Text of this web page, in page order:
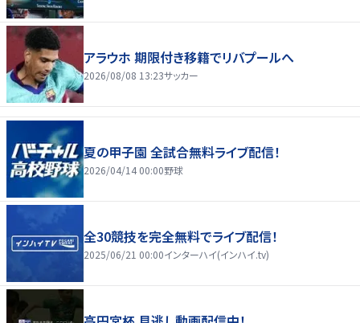
アラウホ 期限付き移籍でリバプールへ
2026/08/08 13:23サッカー
夏の甲子園 全試合無料ライブ配信！
2026/04/14 00:00野球
全30競技を完全無料でライブ配信！
2025/06/21 00:00インターハイ(インハイ.tv)